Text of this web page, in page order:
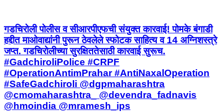
गडचिरोली पोलीस व सीआरपीएफची संयुक्त कारवाई! पोमके बंगाडी
हद्दीत माओवाद्यांनी पुरून ठेवलेले स्फोटक साहित्य व 14 अग्निशस्त्रे
जप्त. गडचिरोलीच्या सुरक्षिततेसाठी कारवाई सुरूच.
#GadchiroliPolice #CRPF
#OperationAntimPrahar #AntiNaxalOperation
#SafeGadchiroli @dgpmaharashtra
@cmomaharashtra_ @devendra_fadnavis
@hmoindia @mramesh_ips